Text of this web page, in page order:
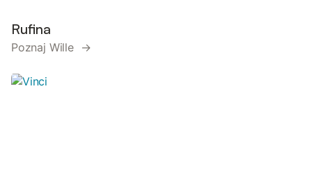
Rufina
Poznaj Wille →